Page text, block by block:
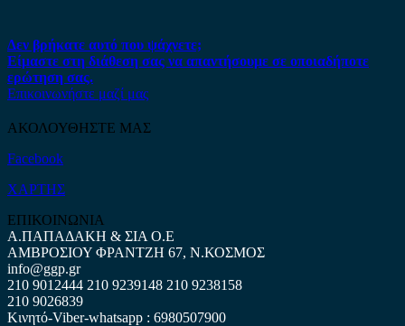
Δεν βρήκατε αυτό που ψάχνετε;
Είμαστε στη διάθεση σας να απαντήσουμε σε οποιαδήποτε
ερώτηση σας.
Επικοινωνήστε μαζί μας
ΑΚΟΛΟΥΘΗΣΤΕ ΜΑΣ
Facebook
ΧΑΡΤΗΣ
ΕΠΙΚΟΙΝΩΝΙΑ
Α.ΠΑΠΑΔΑΚΗ & ΣΙΑ Ο.Ε
ΑΜΒΡΟΣΙΟΥ ΦΡΑΝΤΖΗ 67, Ν.ΚΟΣΜΟΣ
info@ggp.gr
210 9012444 210 9239148 210 9238158
210 9026839
Κινητό-Viber-whatsapp : 6980507900